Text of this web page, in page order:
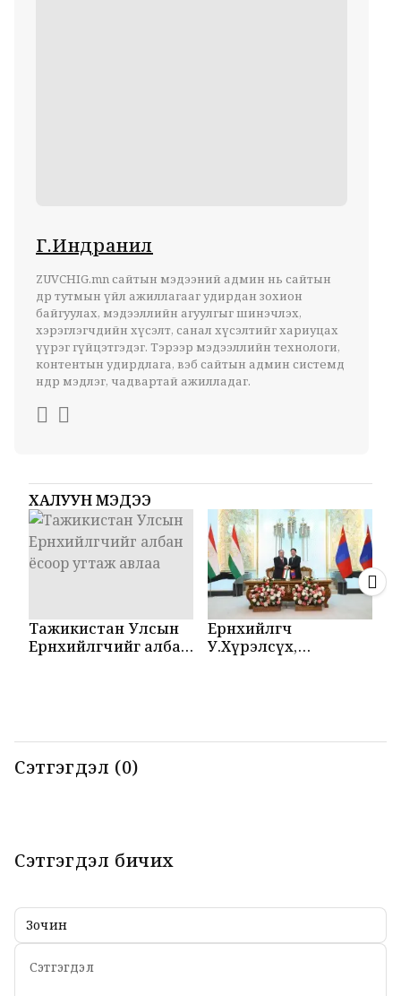
Г.Индранил
ZUVCHIG.mn сайтын мэдээний админ нь сайтын
өдөр тутмын үйл ажиллагааг удирдан зохион
байгуулах, мэдээллийн агуулгыг шинэчлэх,
хэрэглэгчдийн хүсэлт, санал хүсэлтийг хариуцах
үүрэг гүйцэтгэдэг. Тэрээр мэдээллийн технологи,
контентын удирдлага, вэб сайтын админ системд
өндөр мэдлэг, чадвартай ажилладаг.
ХАЛУУН МЭДЭЭ
Тажикистан Улсын
Ерөнхийлөгчийг албан
Ерөнхийлөгч
У.Хүрэлсүх,
Сэтгэгдэл (0)
Сэтгэгдэл бичих